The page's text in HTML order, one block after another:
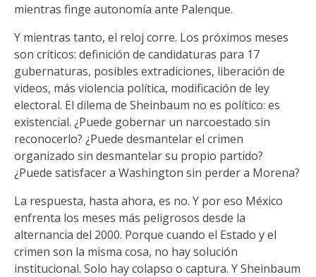
mientras finge autonomía ante Palenque.
Y mientras tanto, el reloj corre. Los próximos meses
son críticos: definición de candidaturas para 17
gubernaturas, posibles extradiciones, liberación de
videos, más violencia política, modificación de ley
electoral. El dilema de Sheinbaum no es político: es
existencial. ¿Puede gobernar un narcoestado sin
reconocerlo? ¿Puede desmantelar el crimen
organizado sin desmantelar su propio partido?
¿Puede satisfacer a Washington sin perder a Morena?
La respuesta, hasta ahora, es no. Y por eso México
enfrenta los meses más peligrosos desde la
alternancia del 2000. Porque cuando el Estado y el
crimen son la misma cosa, no hay solución
institucional. Solo hay colapso o captura. Y Sheinbaum